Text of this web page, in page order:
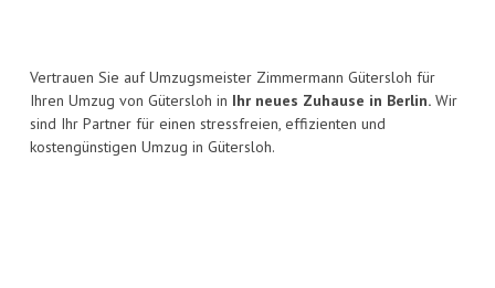
Vertrauen Sie auf Umzugsmeister Zimmermann Gütersloh für
Ihren Umzug von Gütersloh in Ihr neues Zuhause in Berlin. Wir
sind Ihr Partner für einen stressfreien, effizienten und
kostengünstigen Umzug in Gütersloh.